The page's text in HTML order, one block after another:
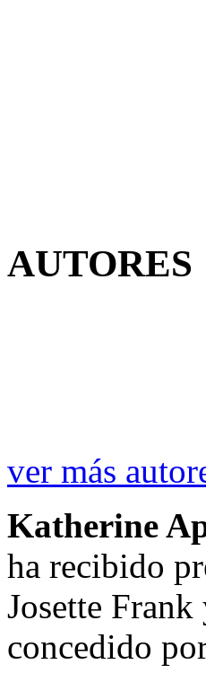
AUTORES
ver más
Katherine
ha recibido
Josette
concedido